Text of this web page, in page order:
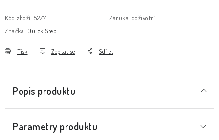
Kód zboží: 5277 Záruka: doživotní
Značka: Quick Step
Tisk Zeptat se Sdílet
Popis produktu
Parametry produktu